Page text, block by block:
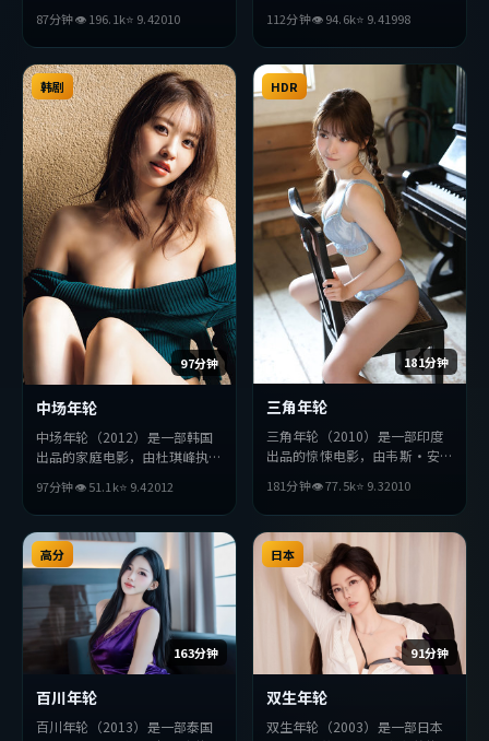
主演。影片在叙事与视听上力求
突破，探讨人性与抉择，节奏张
弛有度，适合喜欢该类型的观众
完整观看。
87分钟👁196.1k⭐ 9.42010
演。影片在叙事与视听上力求突
破，探讨人性与抉择，节奏张弛
有度，适合喜欢该类型的观众完
整观看。
112分钟👁94.6k⭐ 9.41998
97分钟
韩剧
中场年轮
中场年轮（2012）是一部韩国
出品的家庭电影，由杜琪峰执
主演。影片在叙事与视听上力求
突破，探讨人性与抉择，节奏张
弛有度，适合喜欢该类型的观众
完整观看。
97分钟👁51.1 k⭐ 9.42012
181分钟
HDR
三角年轮
三角年轮（2010）是一部印度
出品的惊悚电影，由韦斯·安
迪、梁朝伟等主演。影片在叙事
与视听上力求突破，探讨人性与
抉择，节奏张弛有度，适合喜欢
该类型的观众完整观看。
181分钟👁77.5k⭐ 9.32010
163分钟
高分
百川年轮
百川年轮（2013）是一部泰国
91分钟
日本
双生年轮
双生年轮（2003）是一部日本